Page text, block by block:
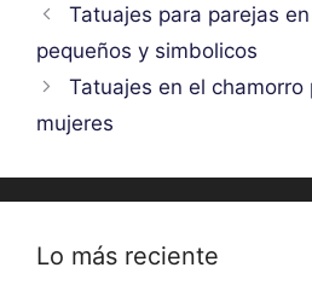
Tatuajes para parejas
pequeños y simbolicos
Tatuajes en el chamorro
mujeres
Lo más reciente